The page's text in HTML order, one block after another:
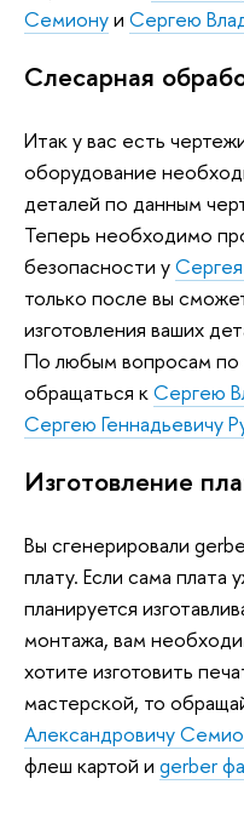
Семионуи Сергею
Слесарная
Итак у вас есть
оборудование
деталей по данным
Теперь необходимо
безопасности уСергея
только после вы
изготовления ваших
По любым вопросам по
обращаться кСергею
Сергею Геннадьевичу
Изготовление
Вы сгенерировали
плату. Если сама плата
планируется
монтажа, вам
хотите изготовить
мастерской, то
Александровичу
флеш картой и gerber